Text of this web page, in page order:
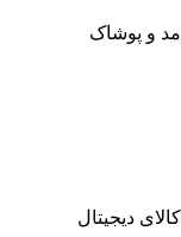
مد و پوشاک
کالای دیجیتال